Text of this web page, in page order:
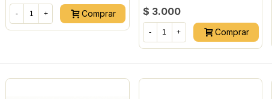
- + Comprar $ 3.000
- + Comprar